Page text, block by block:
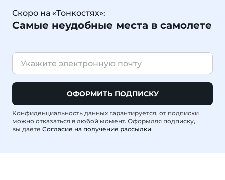
Скоро на «Тонкостях»:
Самые неудобные места в самолете
ОФОРМИТЬ ПОДПИСКУ
Конфиденциальность данных гарантируется, от подписки
можно отказаться в любой момент. Оформляя подписку,
вы даете Согласие на получение рассылки.